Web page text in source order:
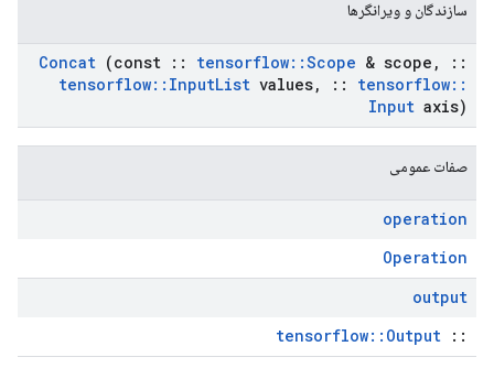
سازندگان و ویرانگرها
Concat (const :: tensorflow::Scope & scope ,
::
tensorflow:: InputList values, :: tensorflow::
Input axis)
صفات عمومی
operation
Operation
output
::
tensorflow::Output